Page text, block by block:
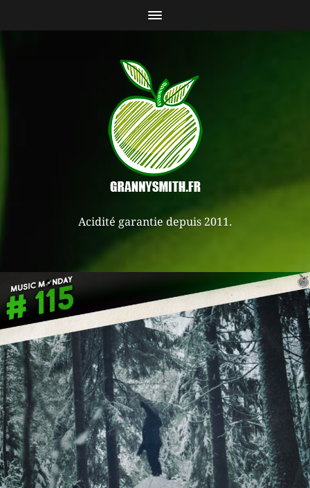
Acidité garantie depuis 2011.